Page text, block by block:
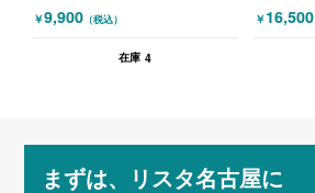
￥9,900 （税込）
在庫 4
￥ 16,500
まずは、リスタ名古屋に